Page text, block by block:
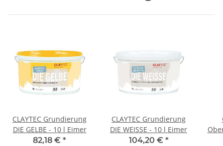
CLAYTEC Grundierung
DIE GELBE - 10 l Eimer
82,18 € *
CLAYTEC Grundierung
DIE WEISSE - 10 l Eimer
104,20 € *